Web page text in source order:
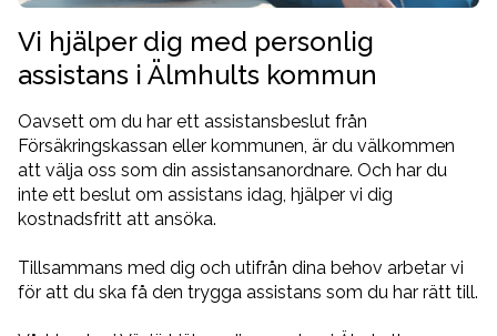
Vi hjälper dig med personlig
assistans i Älmhults kommun
Oavsett om du har ett assistansbeslut från
Försäkringskassan eller kommunen, är du välkommen
att välja oss som din assistansanordnare. Och har du
inte ett beslut om assistans idag, hjälper vi dig
kostnadsfritt att ansöka.
Tillsammans med dig och utifrån dina behov arbetar vi
för att du ska få den trygga assistans som du har rätt till.